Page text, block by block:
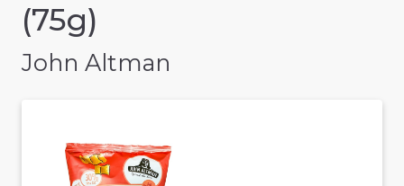
(75g)
John Altman